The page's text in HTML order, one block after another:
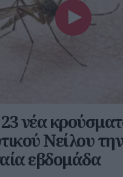
νέα
Νείλου την
εβδομάδα